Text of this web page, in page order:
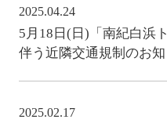
2025.04.24
5月18日(日)「南紀白浜
伴う近隣交通規制のお
2025.02.17